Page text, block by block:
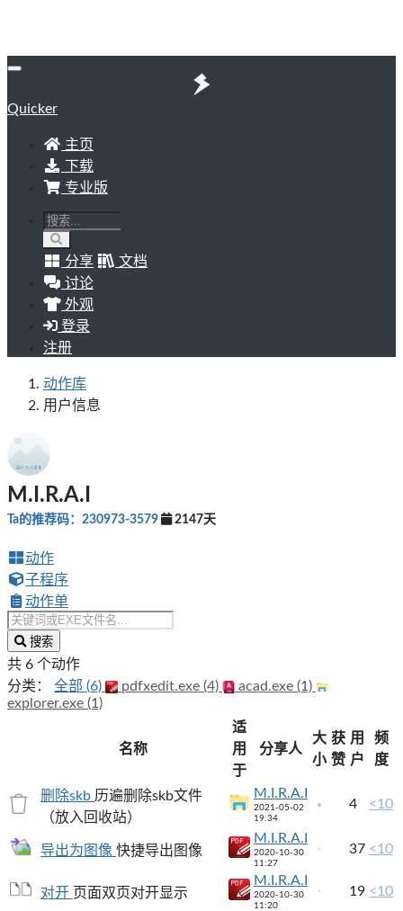
Quicker
主页
下载
专业版
分享
文档
讨论
外观
登录
注册
动作库
用户信息
M.I.R.A.I
Ta的推荐码：230973-3579 2147天
动作
子程序
动作单
搜索
共 6 个动作
分类：
全部 (6) pdfxedit.exe (4)
acad.exe (1)
explorer.exe (1)
名称
适
用
于
分享人
大
小
获
赞
用
户
频
度
删除skb 历遍删除skb文件
（放入回收站）
M.I.R.A.I
2021-05-02
19:34
4 <10
导出为图像 快捷导出图像
M.I.R.A.I
2020-10-30
11:27
37 <10
对开 页面双页对开显示
M.I.R.A.I
2020-10-30
11:20
19 <10